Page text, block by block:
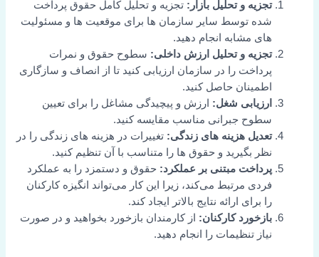
تجزیه و تحلیل بازار: تجزیه و تحلیل کامل حقوق پرداخت
شده توسط سایر سازمان ها برای موقعیت ها و مسئولیت
های مشابه انجام دهید.
تجزیه و تحلیل ارزش داخلی: سطوح حقوق و نمرات
پرداخت را در سازمان ارزیابی کنید تا از انصاف و سازگاری
اطمینان حاصل کنید.
ارزیابی شغل: ارزش و پیچیدگی مشاغل را برای تعیین
سطوح جبرانی مناسب مقایسه کنید.
تعدیل هزینه های زندگی: تغییرات در هزینه های زندگی را در
نظر بگیرید و حقوق ها را متناسب با آن تنظیم کنید.
پرداخت مبتنی بر عملکرد: حقوق و دستمزد را به عملکرد
فردی مرتبط می‌کند، زیرا این کار می‌تواند انگیزه کارکنان
را برای ارائه نتایج بالاتر ایجاد کند.
بازخورد کارکنان: از کارمندان بازخورد بخواهید و در صورت
نیاز تنظیمات را انجام دهید.